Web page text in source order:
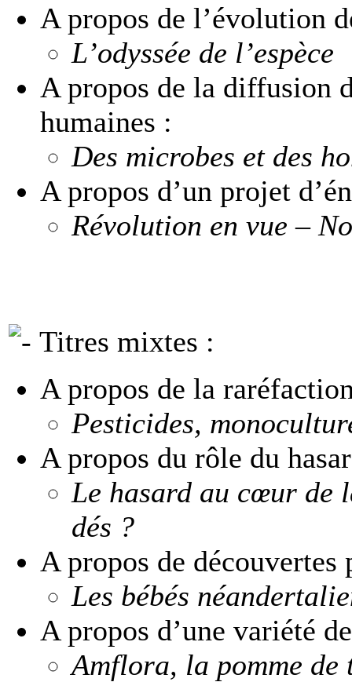
A propos de l’évolution
L’odyssée de l’espèce
A propos de la diffusion
humaines :
Des microbes et des
A propos d’un projet
Révolution en vue –
Titres mixtes :
A propos de la
Pesticides,
A propos du rôle du
Le hasard au cœur de
dés ?
A propos de
Les bébés
A propos d’une variété
Amflora, la pomme